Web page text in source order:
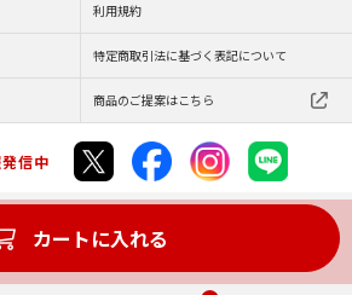
カートに入れる
利用規約
特定商取引法に基づく表記について
商品のご提案はこちら
信中